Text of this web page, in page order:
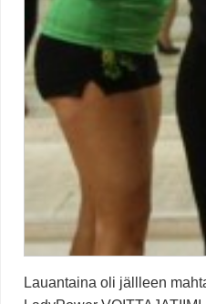
Lauantaina oli jällleen